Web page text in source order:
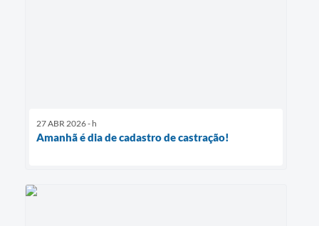
27 ABR 2026 - h
Amanhã é dia de cadastro de castração!